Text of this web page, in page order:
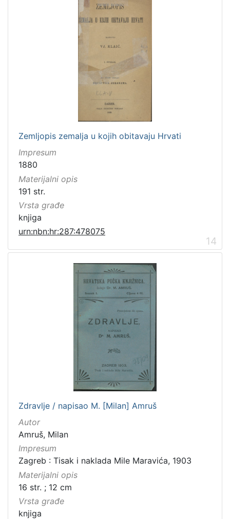
Zemljopis zemalja u kojih obitavaju Hrvati
Impresum
1880
Materijalni opis
191 str.
Vrsta građe
knjiga
urn:nbn:hr:287:478075
14
Zdravlje / napisao M. [Milan] Amruš
Autor
Amruš, Milan
Impresum
Zagreb : Tisak i naklada Mile Maravića, 1903
Materijalni opis
16 str. ; 12 cm
Vrsta građe
knjiga